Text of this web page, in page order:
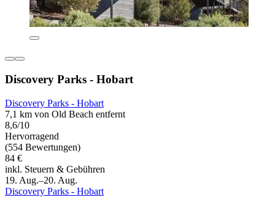
Discovery Parks - Hobart
Discovery Parks - Hobart
7,1 km von Old Beach entfernt
8,6/10
Hervorragend
(554 Bewertungen)
84 €
inkl. Steuern & Gebühren
19. Aug.–20. Aug.
Discovery Parks - Hobart